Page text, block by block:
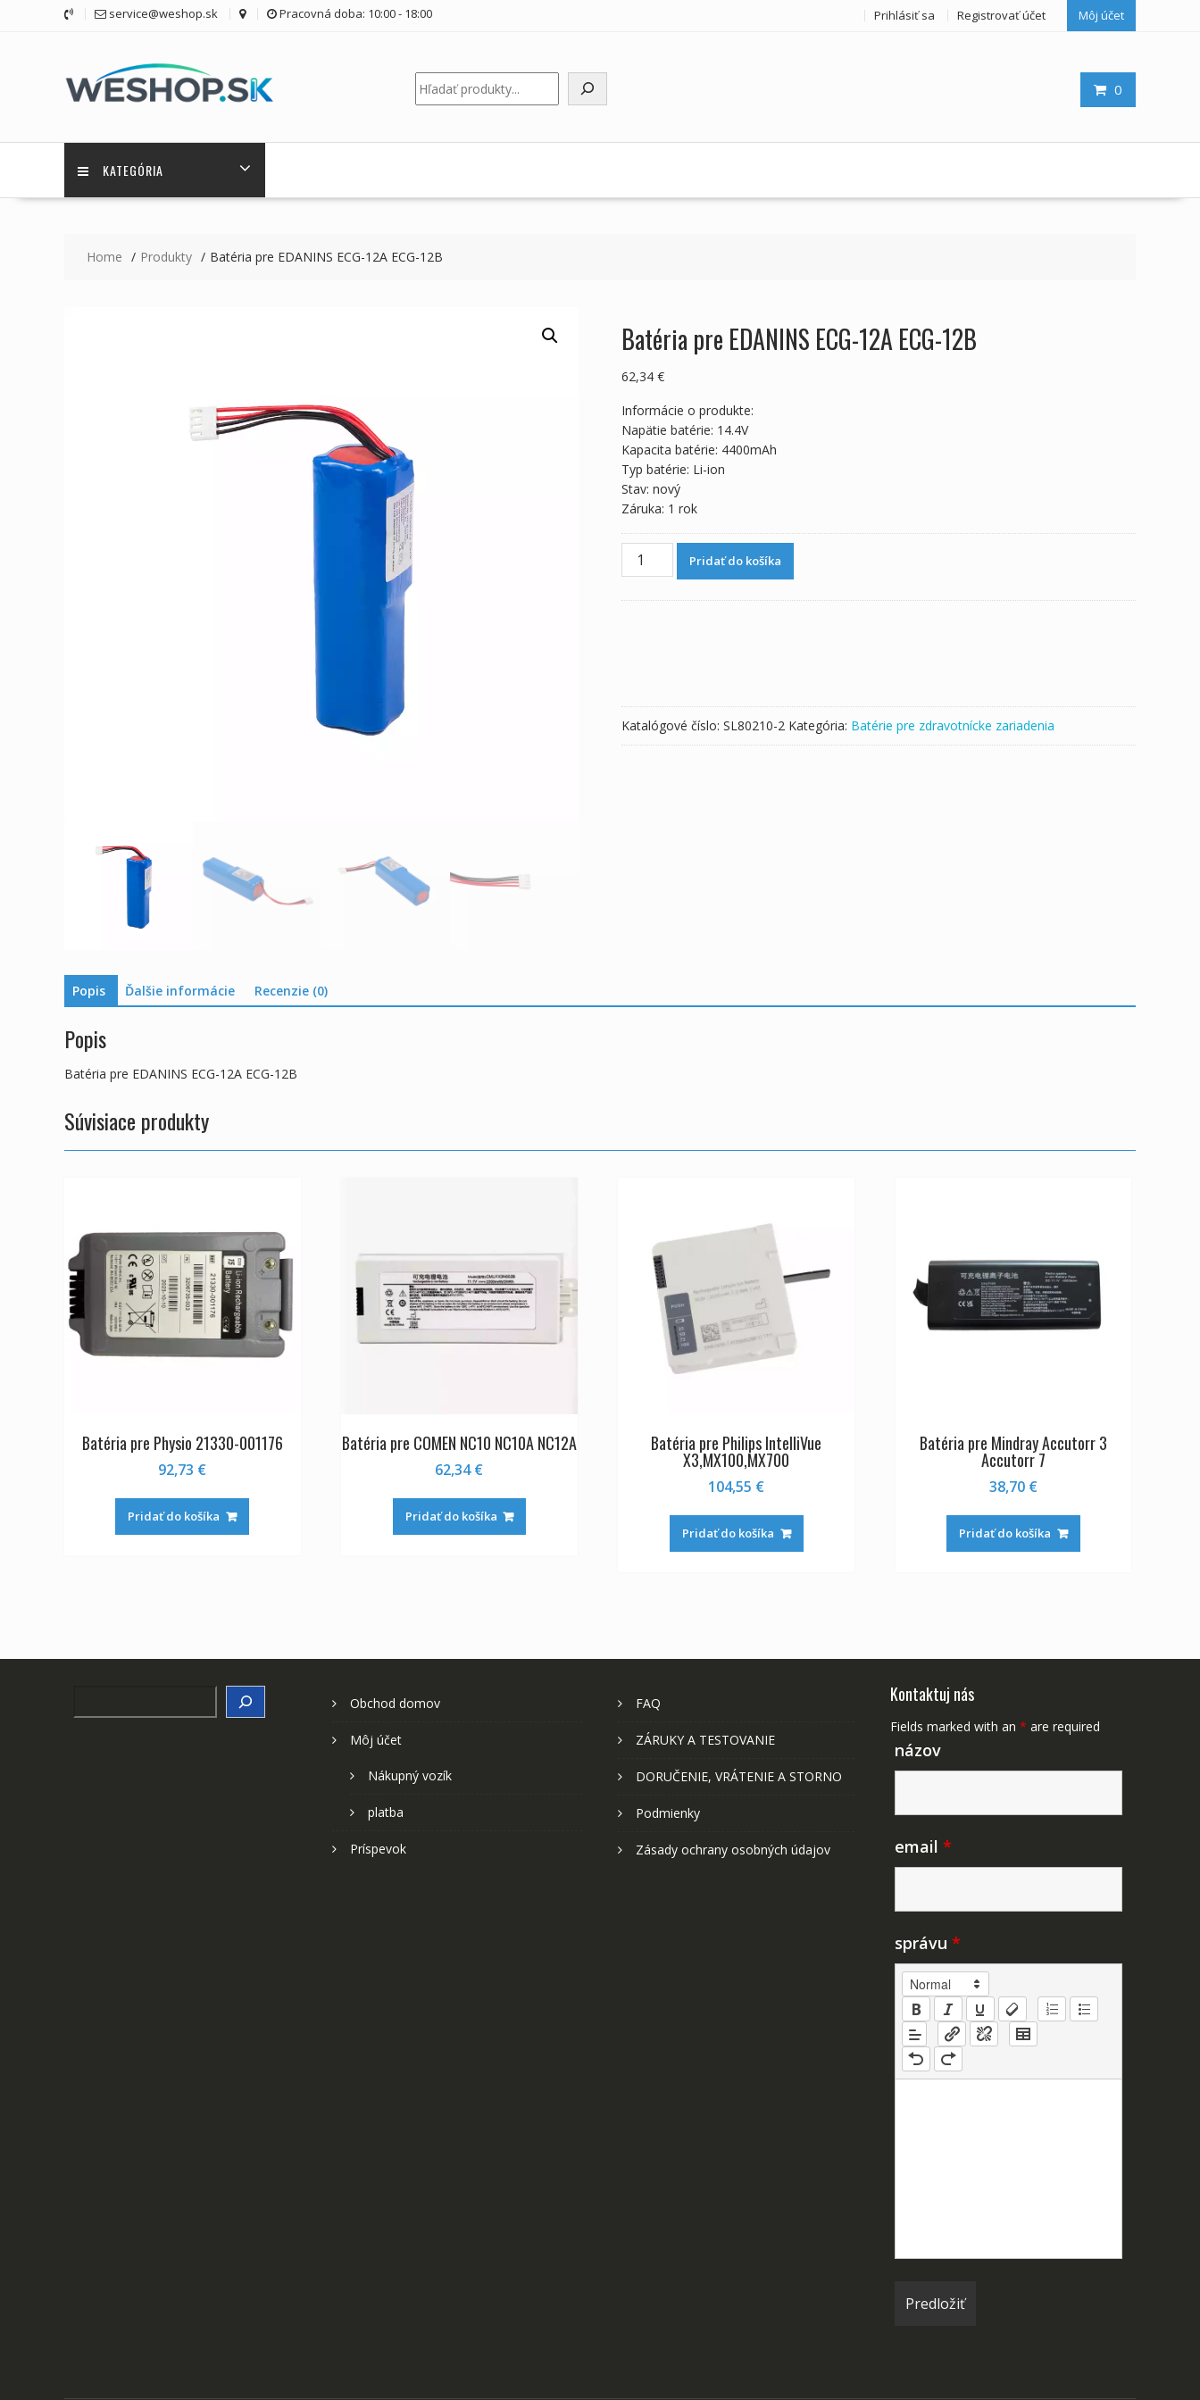
service@weshop.sk Pracovná doba: 10:00 - 18:00 Prihlásiť sa Registrovať účet Môj účet
0
Hľadať
KATEGÓRIA
Home Produkty Batéria pre EDANINS ECG-12A ECG-12B
Batéria pre EDANINS ECG-12A ECG-12B
62,34 €
Informácie o produkte:
Napätie batérie: 14.4V
Kapacita batérie: 4400mAh
Typ batérie: Li-ion
Stav: nový
Záruka: 1 rok
množstvo
Batéria
Pridať do košíka
Katalógové číslo: SL80210-2 Kategória: Batérie pre zdravotnícke zariadenia
Popis Ďalšie informácie Recenzie (0)
Popis
Batéria pre EDANINS ECG-12A ECG-12B
Súvisiace produkty
Batéria pre Physio 21330-001176
92,73 €
Pridať do košíka
Batéria pre COMEN NC10 NC10A NC12A
62,34€
Pridať do košíka
Batéria pre Philips IntelliVue
X3,MX100,MX700
104,55 €
Pridať do košíka
Batéria pre Mindray Accutorr 3
Accutorr 7
38,70 €
Pridať do košíka
Obchod domov
Môj účet
Nákupný vozík
platba
Príspevok
FAQ
ZÁRUKY A TESTOVANIE
DORUČENIE, VRÁTENIE A STORNO
Podmienky
Zásady ochrany osobných údajov
Kontaktuj nás
Fields marked with an * are required
názov
email *
správu *